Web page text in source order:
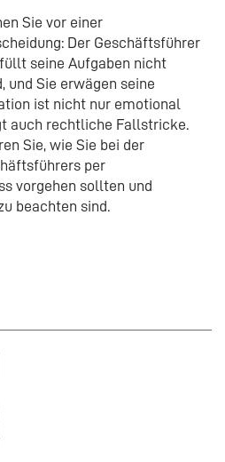
Sie vor einer
Der Geschäftsführer
seine Aufgaben nicht
und Sie erwägen seine
ist nicht nur emotional
auch rechtliche Fallstricke.
Sie, wie Sie bei der
per
vorgehen sollten und
beachten sind.